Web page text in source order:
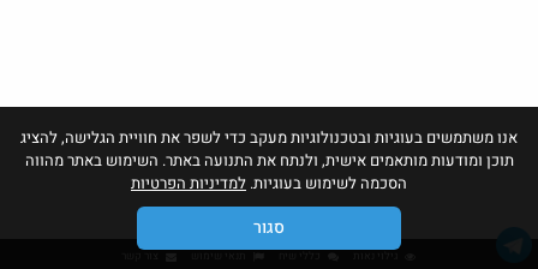
אנו משתמשים בעוגיות ובטכנולוגיות מעקב כדי לשפר את חוויית הגלישה, להציג
תוכן ומודעות מותאמים אישית, ולנתח את התנועה באתר. השימוש באתר מהווה
הסכמה לשימוש בעוגיות. למדיניות הפרטיות
סגור